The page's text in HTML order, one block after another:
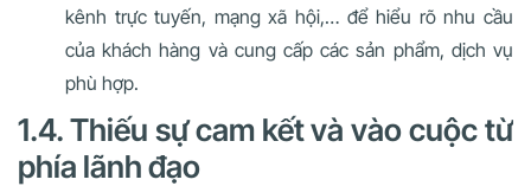
kênh trực tuyến, mạng xã hội,… để hiểu rõ nhu cầu
của khách hàng và cung cấp các sản phẩm, dịch vụ
phù hợp.
1.4. Thiếu sự cam kết và vào cuộc từ
phía lãnh đạo